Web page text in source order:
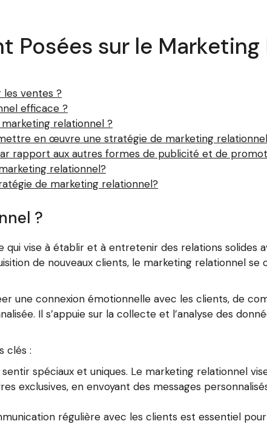
Posées sur le Marketing
ventes ?
efficace ?
relationnel ?
en œuvre une stratégie de marketing
rapport aux autres formes de publicité et de
relationnel?
de marketing relationnel?
?
vise à établir et à entretenir des relations solides
de nouveaux clients, le marketing relationnel se
une connexion émotionnelle avec les clients, de
Il s’appuie sur la collecte et l’analyse des
clés :
spéciaux et uniques. Le marketing relationnel
exclusives, en envoyant des messages
régulière avec les clients est essentiel